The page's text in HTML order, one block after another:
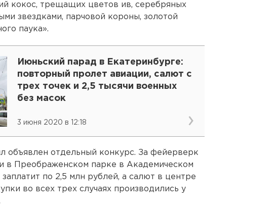
кокос, трещащих цветов ив, серебряных
звездками, парчовой короны, золотой
паука».
Июньский парад в Екатеринбурге:
повторный пролет авиации, салют с
трех точек и 2,5 тысячи военных
без масок
3 июня 2020 в 12:18
объявлен отдельный конкурс. За фейерверк
в Преображенском парке в Академическом
по 2,5 млн рублей, а салют в центре
во всех трех случаях производились у